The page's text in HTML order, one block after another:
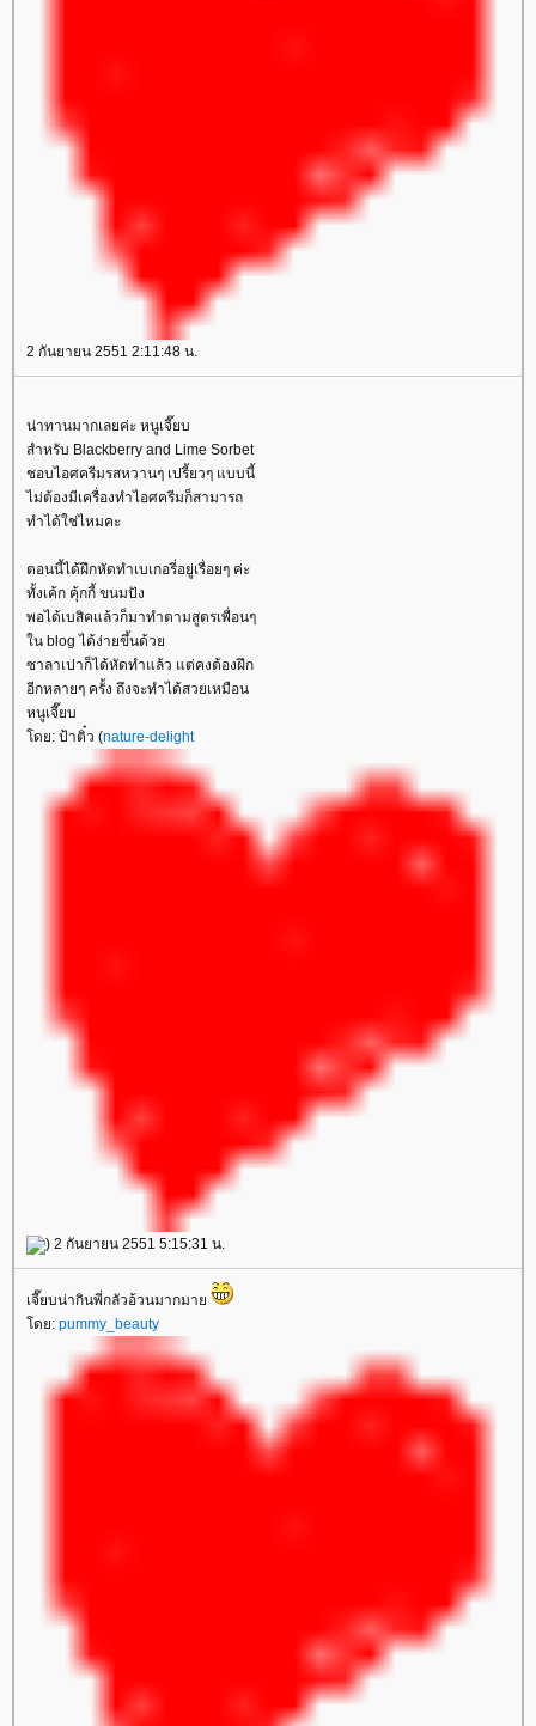
2 กันยายน 2551 2:11:48 น.
น่าทานมากเลยค่ะ หนูเจี๊ยบ
สำหรับ Blackberry and Lime Sorbet
ชอบไอศครีมรสหวานๆ เปรี้ยวๆ แบบนี้
ไม่ต้องมีเครื่องทำไอศครีมก็สามารถ
ทำได้ใช่ไหมคะ
ตอนนี้ได้ฝึกหัดทำเบเกอรี่อยู่เรื่อยๆ ค่ะ
ทั้งเค้ก คุ้กกี้ ขนมปัง
พอได้เบสิคแล้วก็มาทำตามสูตรเพื่อนๆ
น blog ได้ง่ายขึ้นด้ว
ซาลาเปาก็ได้หัดทำแล้ว แต่คงต้องฝึก
อีกหลายๆ ครั้ง ถึงจะทำได้สวยเหมือน
หนูเจี๊ยบ
ดย: ป้าติ๋ว (nature-delight
) 2 กันยายน 2551 5:15:31 น.
เจี๊ยบน่ากินพี่กลัวอ้วนมากมา
ดย: pummy_beauty